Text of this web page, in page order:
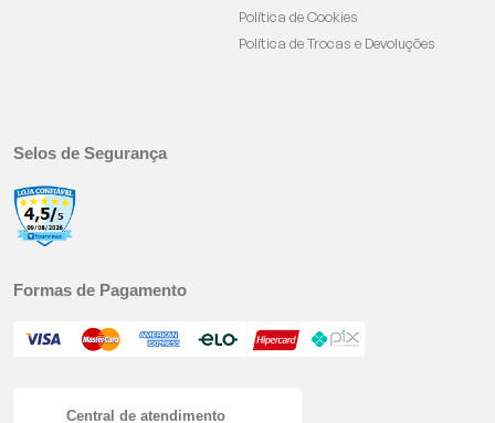
Política de Cookies
Política de Trocas e Devoluções
Selos de Segurança
Formas de Pagamento
Central de atendimento